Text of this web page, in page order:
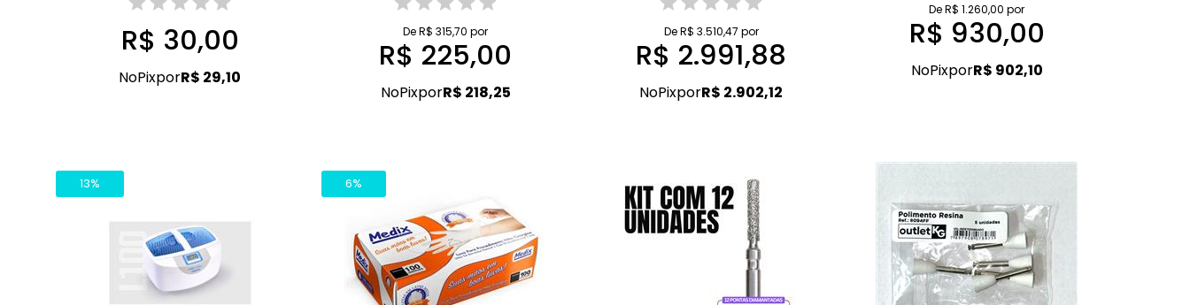
R$ 30,00
NoPixporR$ 29,10
De R$ 315,70 por
R$ 225,00
NoPixporR$ 218,25
De R$ 3.510,47 por
R$ 2.991,88
NoPixporR$ 2.902,12
De R$ 1.260,00 por
R$ 930,00
NoPixporR$ 902,10
13% 6%